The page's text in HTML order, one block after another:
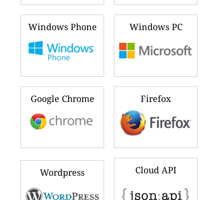
Windows Phone Windows PC
Google Chrome Firefox
Wordpress Cloud API